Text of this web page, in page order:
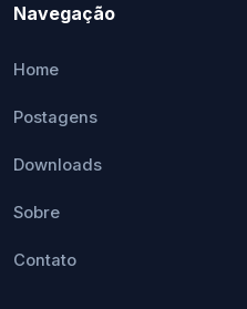
Navegação
Home
Postagens
Downloads
Sobre
Contato